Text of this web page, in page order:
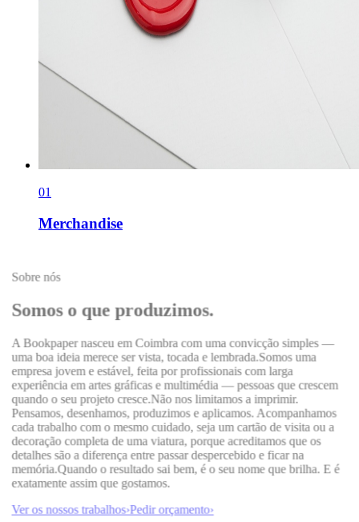
01
Merchandise
Sobre nós
Somos o que produzimos.
A Bookpaper nasceu em Coimbra com uma convicção simples —
uma boa ideia merece ser vista, tocada e lembrada.Somos uma
empresa jovem e estável, feita por profissionais com larga
experiência em artes gráficas e multimédia — pessoas que crescem
quando o seu projeto cresce.Não nos limitamos a imprimir.
Pensamos, desenhamos, produzimos e aplicamos. Acompanhamos
cada trabalho com o mesmo cuidado, seja um cartão de visita ou a
decoração completa de uma viatura, porque acreditamos que os
detalhes são a diferença entre passar despercebido e ficar na
memória.Quando o resultado sai bem, é o seu nome que brilha. E é
exatamente assim que gostamos.
Ver os nossos trabalhos›Pedir orçamento›